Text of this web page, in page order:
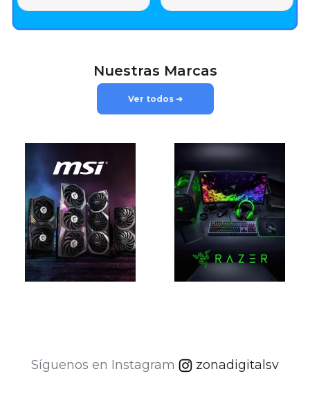
Nuestras Marcas
Ver todos ➜
Síguenos en Instagram zonadigitalsv